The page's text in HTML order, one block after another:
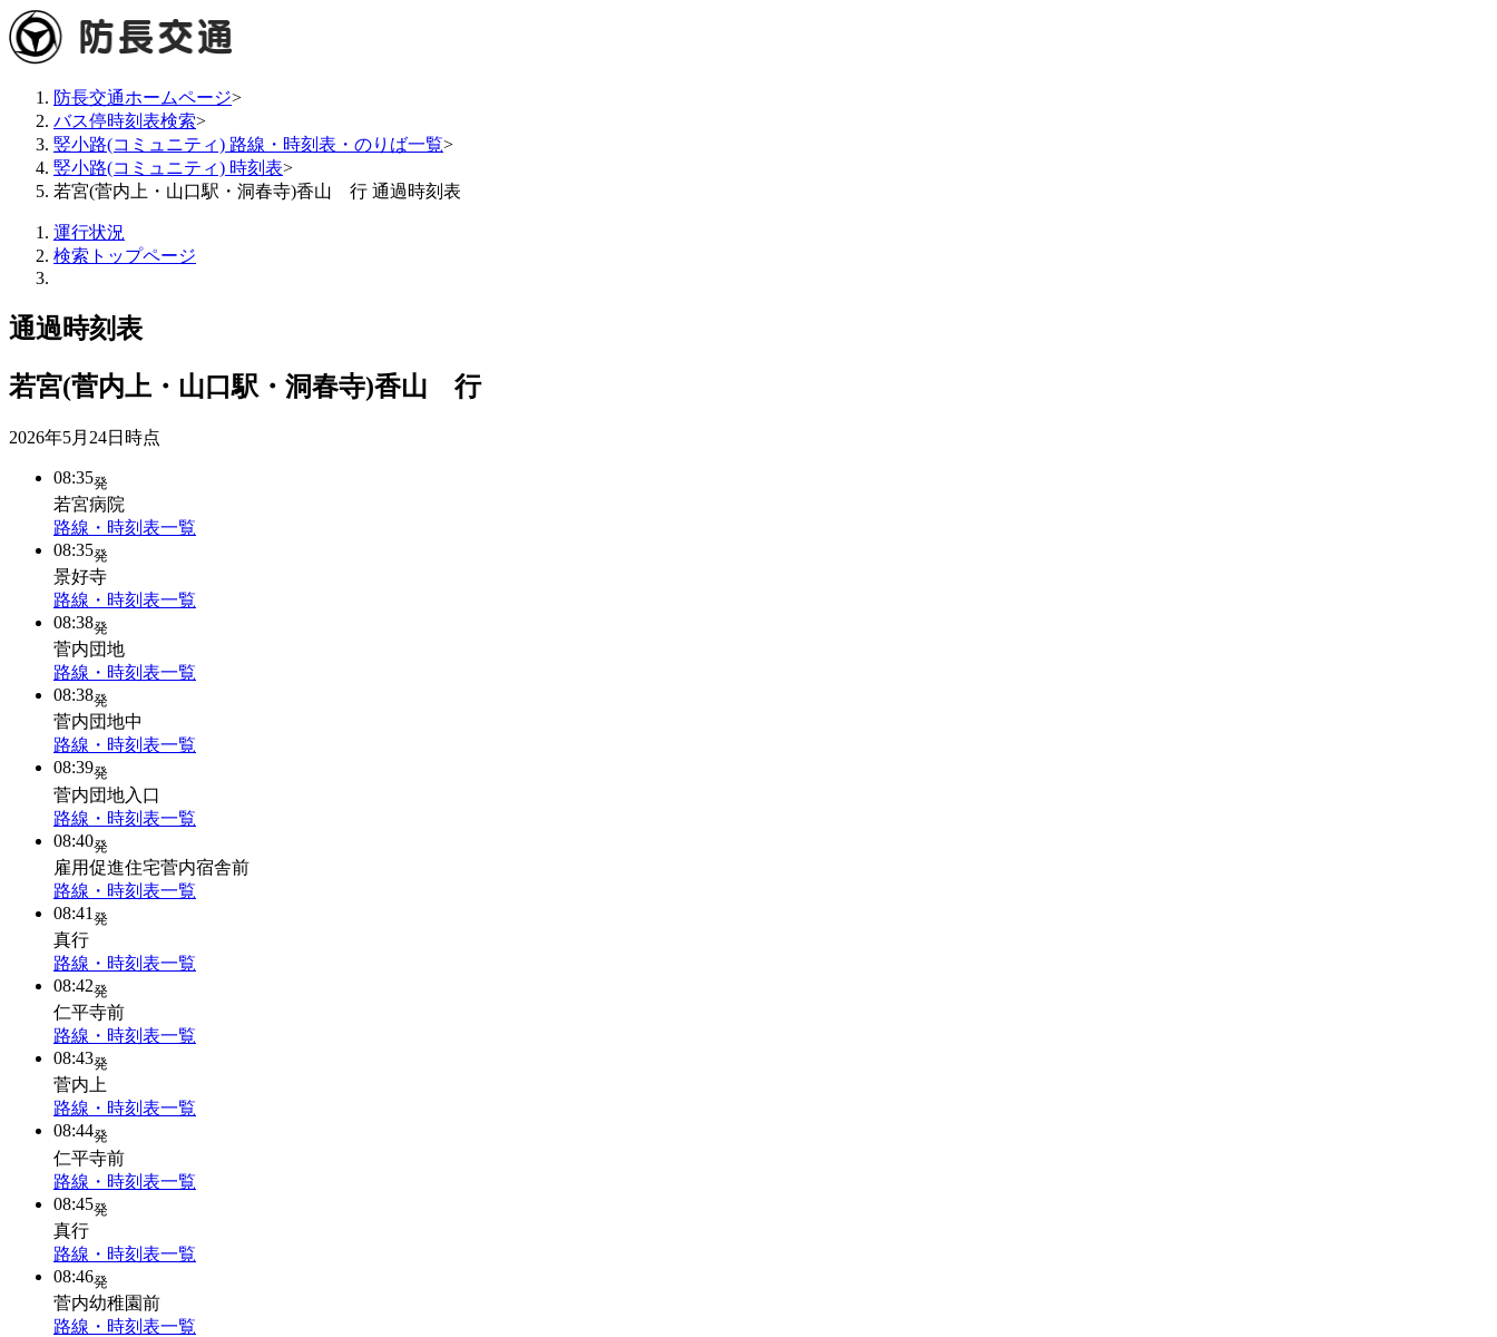
防長交通ホームページ>
バス停時刻表検索>
竪小路(コミュニティ) 路線・時刻表・のりば一覧>
竪小路(コミュニティ) 時刻表>
若宮(菅内上・山口駅・洞春寺)香山 行 通過時刻表
運行状況
検索トップページ
通過時刻表
若宮(菅内上・山口駅・洞春寺)香山 行
2026年5月24日 時点
08:35発
若宮病院
路線・時刻表一覧
08:35発
景好寺
路線・時刻表一覧
08:38発
菅内団地
路線・時刻表一覧
08:38発
菅内団地中
路線・時刻表一覧
08:39発
菅内団地入口
路線・時刻表一覧
08:40発
雇用促進住宅菅内宿舎前
路線・時刻表一覧
08:41 発
真行
路線・時刻表一覧
08:42発
仁平寺前
路線・時刻表一覧
08:43発
菅内上
路線・時刻表一覧
08:44発
仁平寺前
路線・時刻表一覧
08:45発
真行
路線・時刻表一覧
08:46発
菅内幼稚園前
路線・時刻表一覧